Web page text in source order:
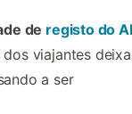
de registo do
viajantes
a ser